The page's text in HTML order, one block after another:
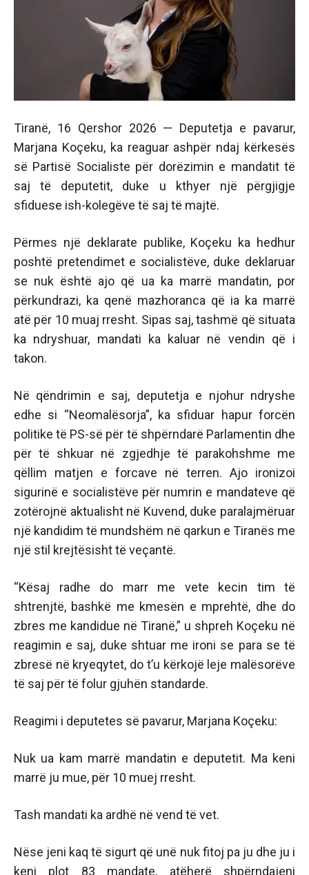
Tiranë, 16 Qershor 2026 — Deputetja e pavarur,
Marjana Koçeku, ka reaguar ashpër ndaj kërkesës
së Partisë Socialiste për dorëzimin e mandatit të
saj të deputetit, duke u kthyer një përgjigje
sfiduese ish-kolegëve të saj të majtë.
Përmes një deklarate publike, Koçeku ka hedhur
poshtë pretendimet e socialistëve, duke deklaruar
se nuk është ajo që ua ka marrë mandatin, por
përkundrazi, ka qenë mazhoranca që ia ka marrë
atë për 10 muaj rresht. Sipas saj, tashmë që situata
ka ndryshuar, mandati ka kaluar në vendin që i
takon.
Në qëndrimin e saj, deputetja e njohur ndryshe
edhe si “Neomalësorja”, ka sfiduar hapur forcën
politike të PS-së për të shpërndarë Parlamentin dhe
për të shkuar në zgjedhje të parakohshme me
qëllim matjen e forcave në terren. Ajo ironizoi
sigurinë e socialistëve për numrin e mandateve që
zotërojnë aktualisht në Kuvend, duke paralajmëruar
një kandidim të mundshëm në qarkun e Tiranës me
një stil krejtësisht të veçantë.
“Kësaj radhe do marr me vete kecin tim të
shtrenjtë, bashkë me kmesën e mprehtë, dhe do
zbres me kandidue në Tiranë,” u shpreh Koçeku në
reagimin e saj, duke shtuar me ironi se para se të
zbresë në kryeqytet, do t’u kërkojë leje malësorëve
të saj për të folur gjuhën standarde.
Reagimi i deputetes së pavarur, Marjana Koçeku:
Nuk ua kam marrë mandatin e deputetit. Ma keni
marrë ju mue, për 10 muej rresht.
Tash mandati ka ardhë në vend të vet.
Nëse jeni kaq të sigurt që unë nuk fitoj pa ju dhe ju i
keni plot 83 mandate, atëherë shpërndajeni